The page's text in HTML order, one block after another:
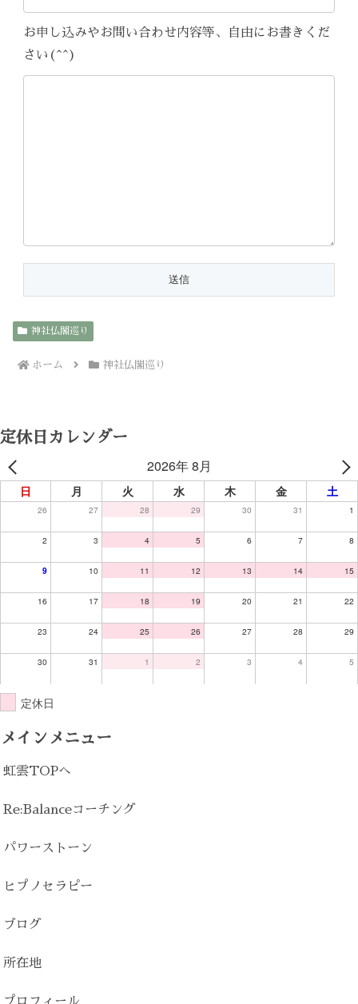
お申し込みやお問い合わせ内容等、自由にお書きくだ
さい(^^)
神社仏閣巡り
ホーム 神社仏閣巡り
定休日カレンダー
2026年 8月
日 月 火 水 木 金 土
26 27 28 29 30 31 1
2 3 4 5 6 7 8
9 10 11 12 13 14 15
16 17 18 19 20 21 22
23 24 25 26 27 28 29
30 31 1 2 3 4 5
定休日
メインメニュー
虹雲TOPへ
Re:Balanceコーチング
パワーストーン
ヒプノセラピー
ブログ
所在地
プロフィール